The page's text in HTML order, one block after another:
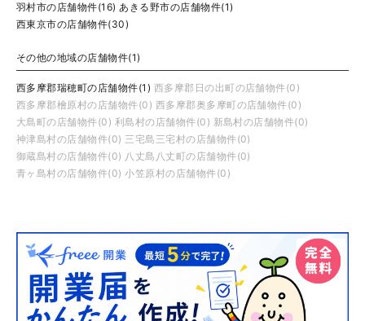
羽村市の店舗物件(16) あきる野市の店舗物件(1)
西東京市の店舗物件(30)
その他の地域の店舗物件(1)
西多摩郡瑞穂町の店舗物件(1) 西多摩郡日の出町の店舗物件(0)
西多摩郡檜原村の店舗物件(0) 西多摩郡奥多摩町の店舗物件(0)
大島町の店舗物件(0) 利島村の店舗物件(0) 新島村の店舗物件(0)
神津島村の店舗物件(0) 三宅島三宅村の店舗物件(0)
御蔵島村の店舗物件(0) 八丈島八丈町の店舗物件(0)
青ヶ島村の店舗物件(0) 小笠原村の店舗物件(0)